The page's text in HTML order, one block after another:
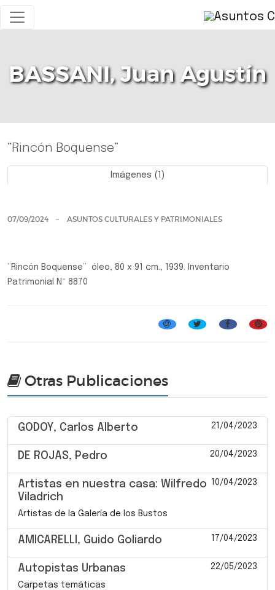
BASSANI, Juan Agustín
“Rincón Boquense”
Imágenes (1)
07/09/2024 ASUNTOS CULTURALES Y PATRIMONIALES
“Rincón Boquense” óleo, 80 x 91 cm., 1939. Inventario
Patrimonial Nº 8870
Otras Publicaciones
GODOY, Carlos Alberto 21/04/2023
DE ROJAS, Pedro 20/04/2023
Artistas en nuestra casa: Wilfredo
Viladrich
10/04/2023
Artistas de la Galería de los Bustos
AMICARELLI, Guido Goliardo 17/04/2023
Autopistas Urbanas 22/05/2023
Carpetas temáticas